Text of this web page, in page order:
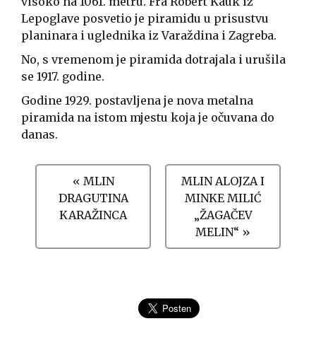
Lepoglave posvetio je piramidu u prisustvu
planinara i uglednika iz Varaždina i Zagreba.
No, s vremenom je piramida dotrajala i urušila
se 1917. godine.
Godine 1929. postavljena je nova metalna
piramida na istom mjestu koja je očuvana do
danas.
« MLIN
DRAGUTINA
KARAŽINCA
MLIN ALOJZA I
MINKE MILIĆ
„ŽAGAČEV
MELIN“ »